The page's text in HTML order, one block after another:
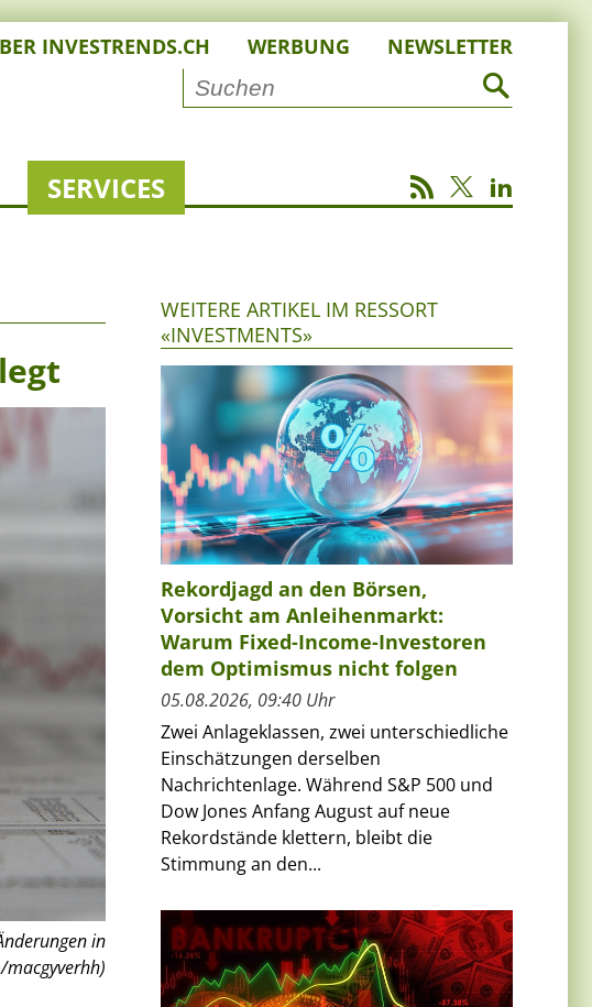
INVESTRENDS.CH WERBUNG NEWSLETTER
SERVICES
in
macgyverhh)
WEITERE ARTIKEL IM RESSORT
«INVESTMENTS»
Rekordjagd an den Börsen,
Vorsicht am Anleihenmarkt:
Warum Fixed-Income-Investoren
dem Optimismus nicht folgen
05.08.2026, 09:40 Uhr
Zwei Anlageklassen, zwei unterschiedliche
Einschätzungen derselben
Nachrichtenlage. Während S&P 500 und
Dow Jones Anfang August auf neue
Rekordstände klettern, bleibt die
Stimmung an den...